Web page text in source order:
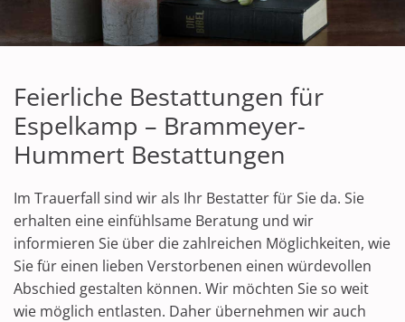
Feierliche Bestattungen für
Espelkamp – Brammeyer-
Hummert Bestattungen
Im Trauerfall sind wir als Ihr Bestatter für Sie da. Sie
erhalten eine einfühlsame Beratung und wir
informieren Sie über die zahlreichen Möglichkeiten, wie
Sie für einen lieben Verstorbenen einen würdevollen
Abschied gestalten können. Wir möchten Sie so weit
wie möglich entlasten. Daher übernehmen wir auch